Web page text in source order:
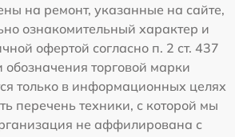
на ремонт, указанные на сайте,
ознакомительный характер и
офертой согласно п. 2 ст. 437
торговой марки
только в информационных целях
перечень техники, с которой мы
не аффилирована с